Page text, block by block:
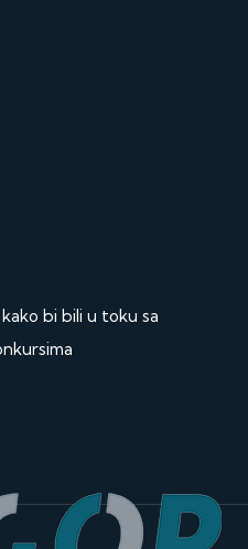
bi bili u toku sa